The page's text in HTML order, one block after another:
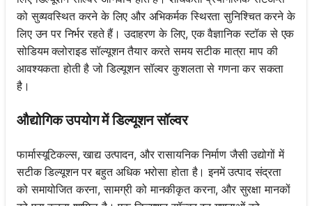
को सुव्यवस्थित करने के लिए और अभिकर्मक स्थिरता सुनिश्चित करने के
लिए उन पर निर्भर रहते हैं। उदाहरण के लिए, एक वैज्ञानिक स्टॉक से एक
सोडियम क्लोराइड सॉल्यूशन तैयार करते समय सटीक मात्रा माप की
आवश्यकता होती है जो डिल्यूशन सॉल्वर कुशलता से गणना कर सकता
है।
औद्योगिक उपयोग में डिल्यूशन सॉल्वर
फार्मास्यूटिकल्स, खाद्य उत्पादन, और रासायनिक निर्माण जैसी उद्योगों में
सटीक डिल्यूशन पर बहुत अधिक भरोसा होता है। इनमें उत्पाद संद्रता
को समायोजित करना, सामग्री को मानकीकृत करना, और सुरक्षा मानकों